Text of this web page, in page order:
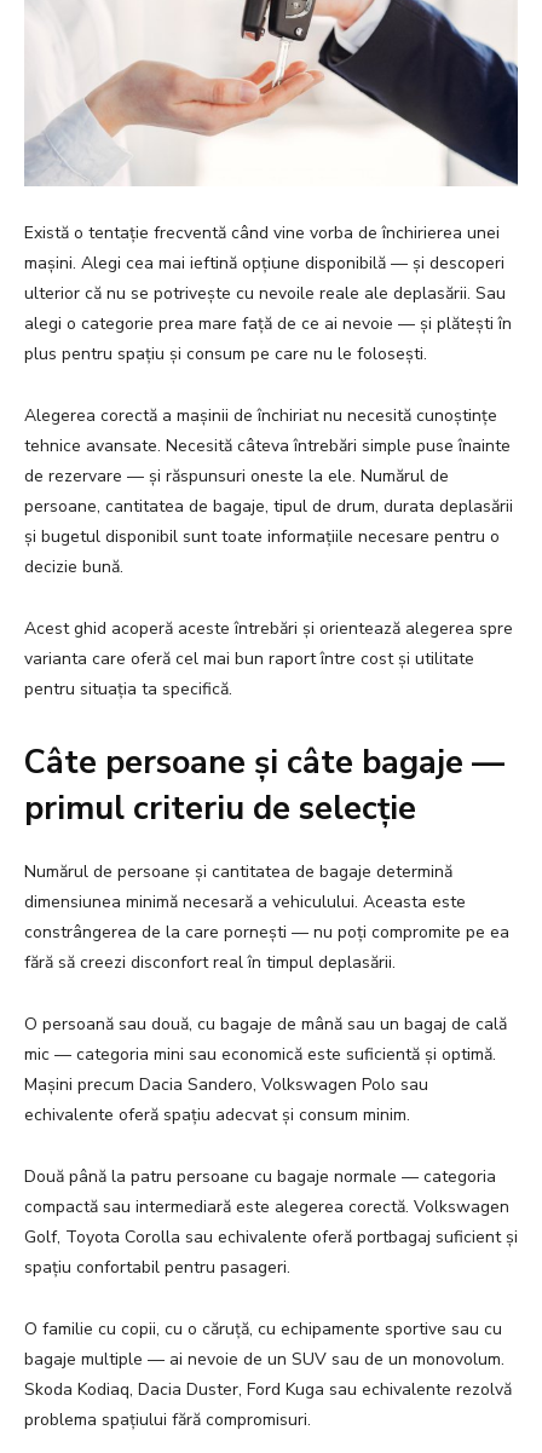
Există o tentație frecventă când vine vorba de închirierea unei
mașini. Alegi cea mai ieftină opțiune disponibilă — și descoperi
ulterior că nu se potrivește cu nevoile reale ale deplasării. Sau
alegi o categorie prea mare față de ce ai nevoie — și plătești în
plus pentru spațiu și consum pe care nu le folosești.
Alegerea corectă a mașinii de închiriat nu necesită cunoștințe
tehnice avansate. Necesită câteva întrebări simple puse înainte
de rezervare — și răspunsuri oneste la ele. Numărul de
persoane, cantitatea de bagaje, tipul de drum, durata deplasării
și bugetul disponibil sunt toate informațiile necesare pentru o
decizie bună.
Acest ghid acoperă aceste întrebări și orientează alegerea spre
varianta care oferă cel mai bun raport între cost și utilitate
pentru situația ta specifică.
Câte persoane și câte bagaje —
primul criteriu de selecție
Numărul de persoane și cantitatea de bagaje determină
dimensiunea minimă necesară a vehiculului. Aceasta este
constrângerea de la care pornești — nu poți compromite pe ea
fără să creezi disconfort real în timpul deplasării.
O persoană sau două, cu bagaje de mână sau un bagaj de cală
mic — categoria mini sau economică este suficientă și optimă.
Mașini precum Dacia Sandero, Volkswagen Polo sau
echivalente oferă spațiu adecvat și consum minim.
Două până la patru persoane cu bagaje normale — categoria
compactă sau intermediară este alegerea corectă. Volkswagen
Golf, Toyota Corolla sau echivalente oferă portbagaj suficient și
spațiu confortabil pentru pasageri.
O familie cu copii, cu o căruță, cu echipamente sportive sau cu
bagaje multiple — ai nevoie de un SUV sau de un monovolum.
Skoda Kodiaq, Dacia Duster, Ford Kuga sau echivalente rezolvă
problema spațiului fără compromisuri.